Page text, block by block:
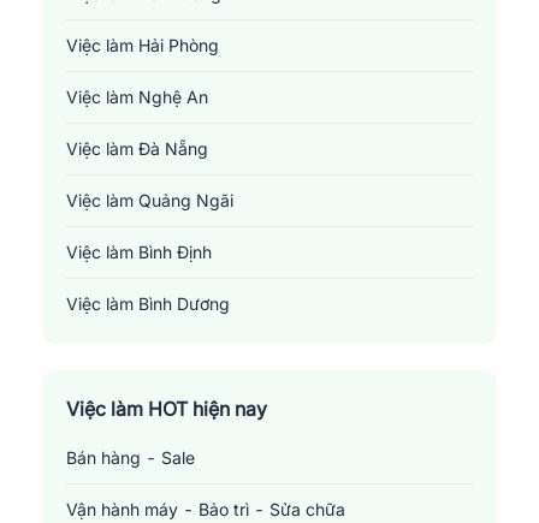
Việc làm Hải Phòng
Việc làm Nghệ An
Việc làm Đà Nẵng
Việc làm Quảng Ngãi
Việc làm Bình Định
Việc làm Bình Dương
Việc làm TP. Hồ Chí Minh
Việc làm Cần Thơ
Việc làm HOT hiện nay
Bán hàng - Sale
Vận hành máy - Bảo trì - Sửa chữa